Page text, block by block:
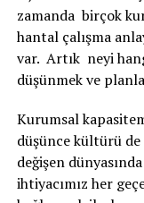
zamanda birçok
hantal çalışma
var. Artık neyi
düşünmek ve
Kurumsal
düşünce kültürü de
değişen
ihtiyacımız her